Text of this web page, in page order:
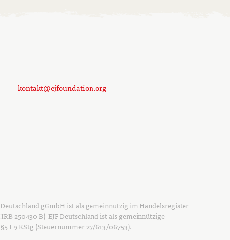
kontakt@ejfoundation.org
gGmbH ist als gemeinnützig im Handelsregister
250430 B). EJF Deutschland ist als gemeinnützige
I 9 KStg (Steuernummer 27/613/06753).